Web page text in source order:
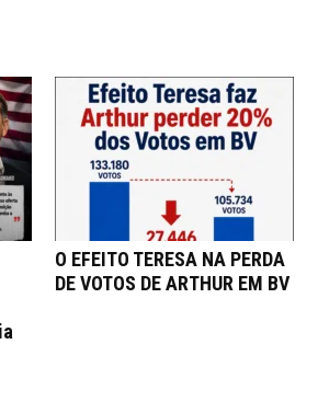
O EFEITO TERESA NA PERDA
DE VOTOS DE ARTHUR EM BV